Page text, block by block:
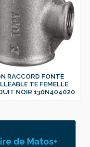
RACCORD FONTE
TE FEMELLE
NOIR 130N404020
de Matos+